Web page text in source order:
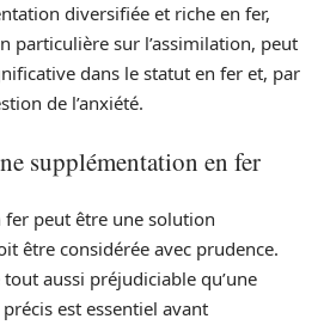
diversifiée et riche en fer,
particulière sur l’assimilation, peut
dans le statut en fer et, par
de l’anxiété.
supplémentation en fer
peut être une solution
être considérée avec prudence.
tout aussi préjudiciable qu’une
est essentiel avant